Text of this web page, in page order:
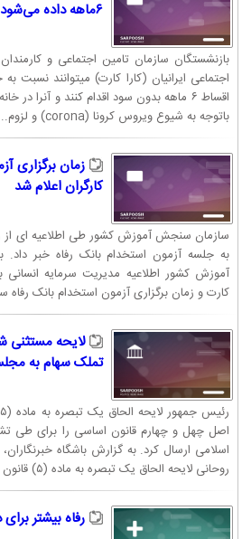
سپرده ها:
قرض الحسنه پس انداز، قرض
منظوره، سرمایه گذاری مدت دار، سپرده
اجاره ای
تسهیلات/تعهدات ریالی:مضاربه، مشارکت
اجاره به شرط تملیک، ضمانتنامه ریالی،
خدمات ارزی:افتتاح حساب، خرید و فروش،
ها و اعتبارات اسنادی، بروات اسنادی، گواهی
خدمات الکترونیک بانک رفاه کارگران:
اینترنت بانک:اینترنت بانک (حقیقی-حقوقی)
سرويس هاي مالي الكترونيكی:پرداخت قبوض،
شتابی، خريد شارژ تلفن همراه، پرداخت
حق بيمه با كارت شتابيی، استعلام پرداخت
ها، شبا، دريافت شماره كارت تسهيلات
بانکداری تلفن و تلفن همراه:
موبايلي (OTP)
تجارت الكترونيك:
۶ماهه داده می‌شود
بازنشستگان سازمان تامین اجتماعی و
اجتماعی ایرانیان (کارا کارت) میتوانند نسبت
اقساط ۶ ماهه بدون سود اقدام کنند و آنرا
باتوجه به شیوع ویروس کرونا (corona) و لزوم...
زمان برگزاری
کارگران اعلام شد
سازمان سنجش آموزش کشور طی اطلاعیه ای از
به جلسه آزمون استخدام بانک رفاه خبر
آموزش کشور اطلاعیه مدیریت سرمایه انسانی
کارت و زمان برگزاری آزمون استخدام بانک رفاه سال
لایحه مستثنی
تملک سهام به
اصل چهل و چهارم قانون اساسی را برای طی
اسلامی ارسال کرد. به گزارش باشگاه
روحانی لایحه الحاق یک تبصره به ماده (۵) قانون اجرای سیاست‌های...
رفاه بیشتر